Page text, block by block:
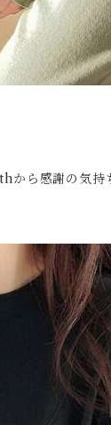
ら感謝の気持